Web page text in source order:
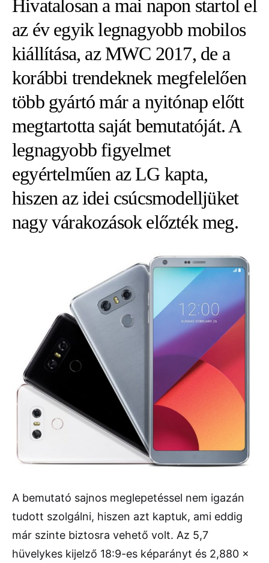
Hivatalosan a mai napon startol el
az év egyik legnagyobb mobilos
kiállítása, az MWC 2017, de a
korábbi trendeknek megfelelően
több gyártó már a nyitónap előtt
megtartotta saját bemutatóját. A
legnagyobb figyelmet
egyértelműen az LG kapta,
hiszen az idei csúcsmodelljüket
nagy várakozások előzték meg.
A bemutató sajnos meglepetéssel nem igazán
tudott szolgálni, hiszen azt kaptuk, ami eddig
már szinte biztosra vehető volt. Az 5,7
hüvelykes kijelző 18:9-es képarányt és 2,880 x